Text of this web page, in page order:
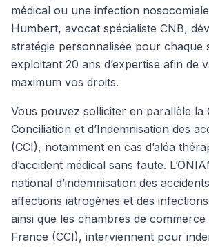
médical ou une infection
Humbert, avocat spécialiste CNB,
stratégie personnalisée pour chaque
exploitant 20 ans d’expertise afin de
maximum vos droits.
Vous pouvez solliciter en parallèle la
Conciliation et d’Indemnisation des
(CCI), notamment en cas d’aléa
d’accident médical sans faute.
national d’indemnisation des
affections iatrogènes et des
ainsi que les chambres de commerce
France (CCI), interviennent pour